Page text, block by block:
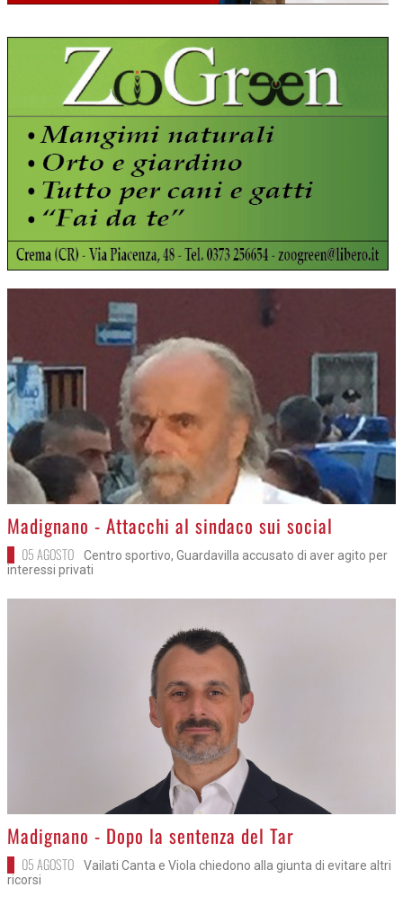
>Madignano - Attacchi al sindaco sui social
05 AGOSTO
Centro sportivo, Guardavilla accusato di aver agito per
interessi privati
>Madignano - Dopo la sentenza del Tar
05 AGOSTO
Vailati Canta e Viola chiedono alla giunta di evitare altri
ricorsi